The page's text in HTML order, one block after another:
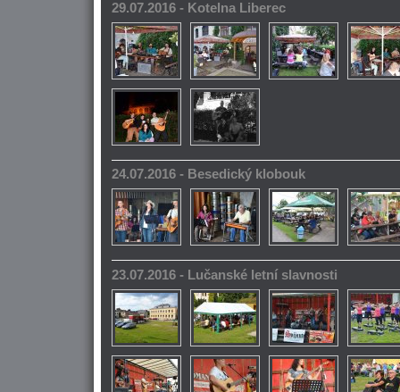
29.07.2016 - Kotelna Liberec
24.07.2016 - Besedický klobouk
23.07.2016 - Lučanské letní slavnosti